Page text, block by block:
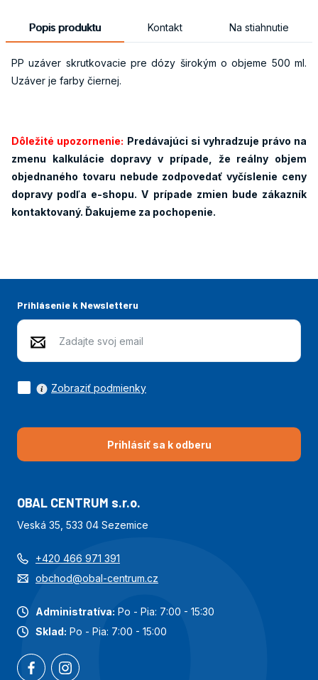
Popis produktu Kontakt Na stiahnutie
PP uzáver skrutkovacie pre dózy širokým o objeme 500 ml.
Uzáver je farby čiernej.
Dôležité upozornenie: Predávajúci si vyhradzuje právo na
zmenu kalkulácie dopravy v prípade, že reálny objem
objednaného tovaru nebude zodpovedať vyčíslenie ceny
dopravy podľa e-shopu. V prípade zmien bude zákazník
kontaktovaný. Ďakujeme za pochopenie.
Prihlásenie k Newsletteru
Prihlásiť sa k odberu
Zobraziť podmienky
OBAL CENTRUM s.r.o.
Veská 35, 533 04 Sezemice
+420 466 971 391
obchod@obal-centrum.cz
Administratíva: Po - Pia: 7:00 - 15:30
Sklad: Po - Pia: 7:00 - 15:00